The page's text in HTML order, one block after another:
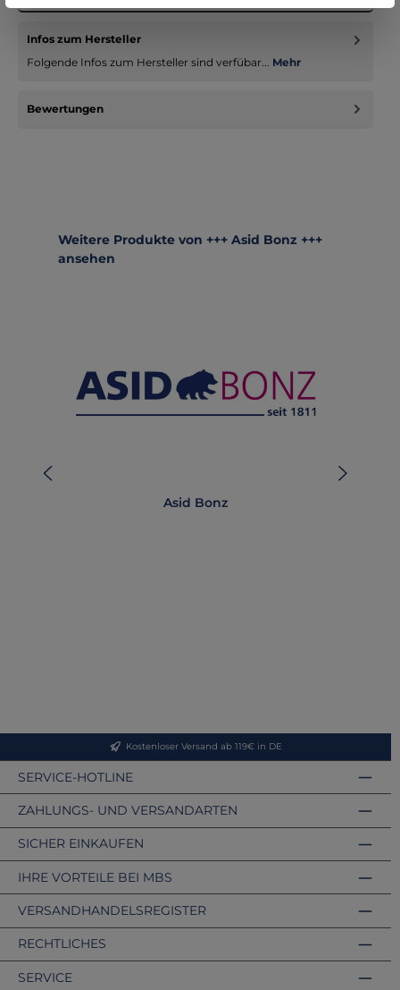
Infos zum Hersteller
Folgende Infos zum Hersteller sind verfübar... Mehr
Bewertungen
Produktgalerie überspringen
Weitere Produkte von +++ Asid Bonz +++
ansehen
Asid Bonz
Kostenloser Versand ab 119€ in DE
SERVICE-HOTLINE
ZAHLUNGS- UND VERSANDARTEN
VERSANDHANDELSREGISTER
SICHER EINKAUFEN
IHRE VORTEILE BEI MBS
RECHTLICHES
SERVICE